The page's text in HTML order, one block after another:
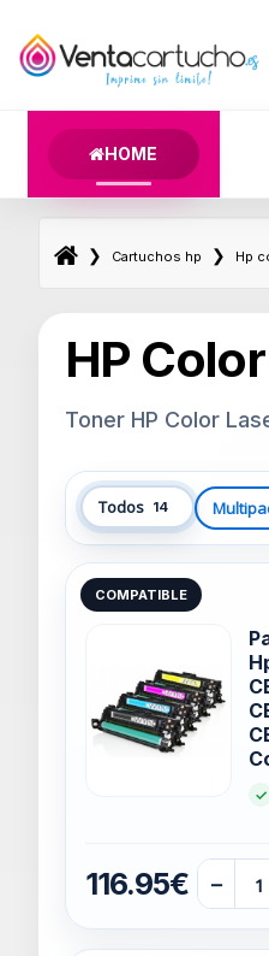
HOME
❯ Cartuchos hp ❯ Hp
HP
Toner HP Color
Todos 14
COMPATIBLE
116.95€ −